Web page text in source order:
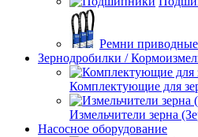
Ремни приводные
Зернодробилки /
Комплектующие для
Измельчители зерна
Насосное оборудование